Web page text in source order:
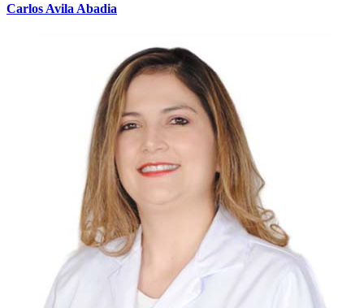
Carlos Avila Abadia